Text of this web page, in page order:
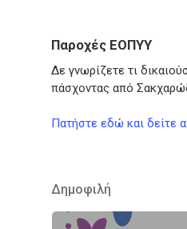
Παροχές ΕΟΠΥΥ
Δε γνωρίζετε τι
πάσχοντας από
Πατήστε εδώ και δείτε
Δημοφιλή